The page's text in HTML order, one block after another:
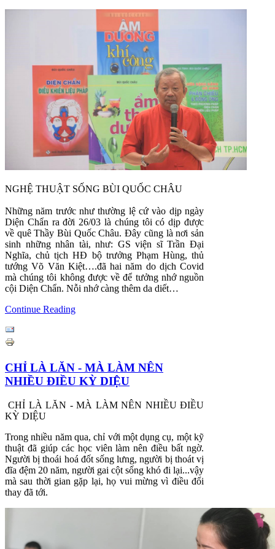
NGHỆ THUẬT SỐNG BÙI QUỐC CHÂU
Những năm trước như thường lệ cứ vào dịp ngày
Diện Chẩn ra đời 26/03 là chúng tôi có dịp được
về quê Thầy Bùi Quốc Châu. Đây cũng là nơi sản
sinh những nhân tài, như: GS viện sĩ Trần Đại
Nghĩa, chủ tịch HĐ bộ trưởng Phạm Hùng, thủ
tướng Võ Văn Kiệt….đã hai năm do dịch Covid
mà chúng tôi không được về để tưởng nhớ nguồn
cội Diện Chẩn. Nỗi nhớ càng thêm da diết…
Continue Reading
CHỈ LÀ LĂN - MÀ LÀM NÊN
NHIỀU ĐIỀU KỲ DIỆU
CHỈ LÀ LĂN - MÀ LÀM NÊN NHIỀU ĐIỀU
KỲ DIỆU
Trong nhiều năm qua, chỉ với một dụng cụ, một kỹ
thuật đã giúp các học viên làm nên điều bất ngờ.
Người bị thoái hoá đốt sống lưng, người bị thoát vị
đĩa đệm 20 năm, người gai cột sống khó đi lại...vậy
mà sau thời gian gặp lại, họ vui mừng vì điều đổi
thay đã tới.